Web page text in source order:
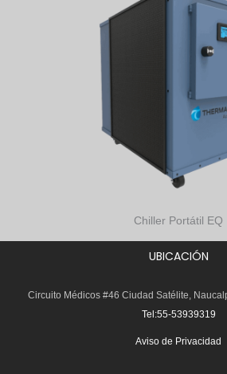
Chiller Portátil EQ
UBICACIÓN
Circuito Médicos #46 Ciudad Satélite,
Tel:55-53939319
Aviso de Privacidad